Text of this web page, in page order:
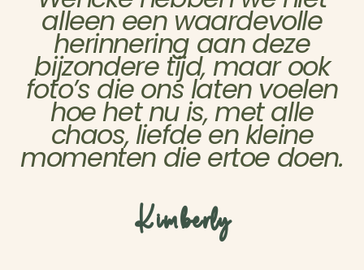
alleen een waardevolle
herinnering aan deze
bijzondere tijd, maar ook
foto’s die ons laten voelen
hoe het nu is, met alle
chaos, liefde en kleine
momenten die ertoe doen.
Kimberly